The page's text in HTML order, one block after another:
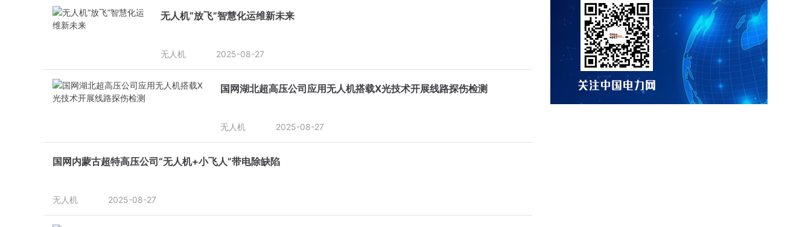
无人机“放飞”智慧化运维新未来
无人机 2025-08-27
国网湖北超高压公司应用无人机搭载X光技术开展线路探伤检测
无人机 2025-08-27
国网内蒙古超特高压公司“无人机+小飞人”带电除缺陷
无人机 2025-08-27